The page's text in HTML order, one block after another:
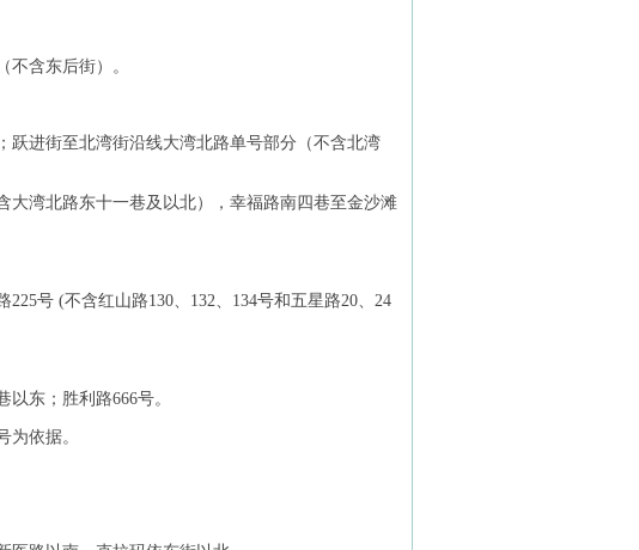
含东后街）。
跃进街至北湾街沿线大湾北路单号部分（不含北湾
大湾北路东十一巷及以北），幸福路南四巷至金沙滩
号 (不含红山路130、132、134号和五星路20、24
东；胜利路666号。
为依据。